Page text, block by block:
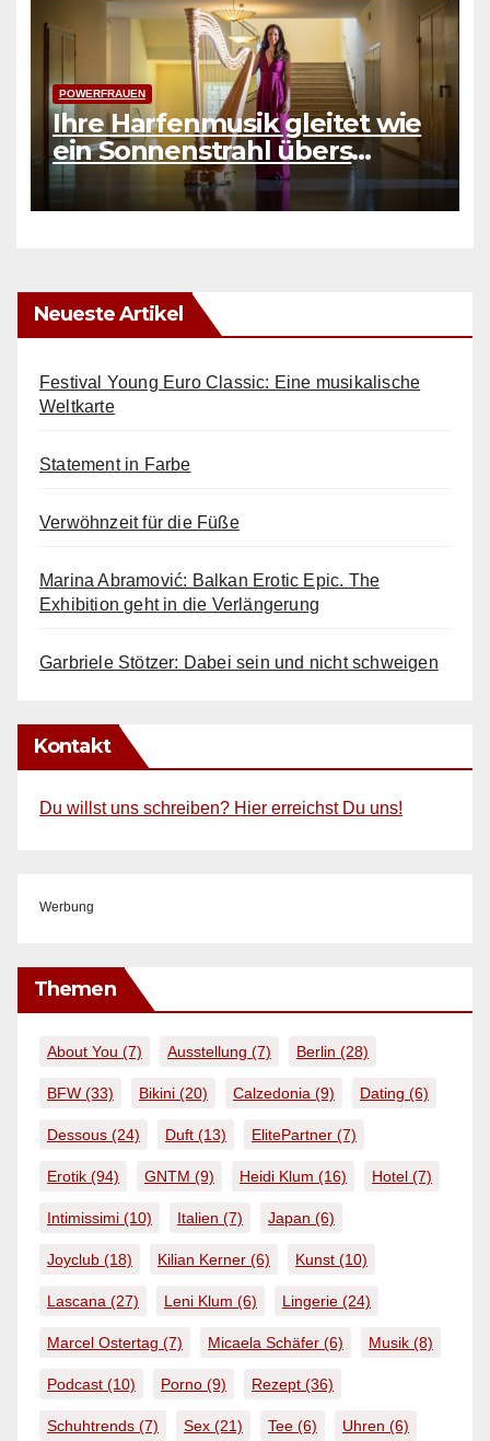
POWERFRAUEN
Ihre Harfenmusik gleitet wie
ein Sonnenstrahl übers
Wasser
Neueste Artikel
Festival Young Euro Classic: Eine musikalische
Weltkarte
Statement in Farbe
Verwöhnzeit für die Füße
Marina Abramović: Balkan Erotic Epic. The
Exhibition geht in die Verlängerung
Garbriele Stötzer: Dabei sein und nicht schweigen
Kontakt
Du willst uns schreiben? Hier erreichst Du uns!
Werbung
Themen
About You (7) Ausstellung (7) Berlin (28)
BFW (33) Bikini (20) Calzedonia (9) Dating (6)
Dessous (24) Duft (13) ElitePartner (7)
Erotik (94) GNTM (9) Heidi Klum (16) Hotel (7)
Intimissimi (10) Italien (7) Japan (6)
Joyclub (18) Kilian Kerner (6) Kunst (10)
Lascana (27) Leni Klum (6) Lingerie (24)
Marcel Ostertag (7) Micaela Schäfer (6) Musik (8)
Podcast (10) Porno (9) Rezept (36)
Schuhtrends (7) Sex (21) Tee (6) Uhren (6)